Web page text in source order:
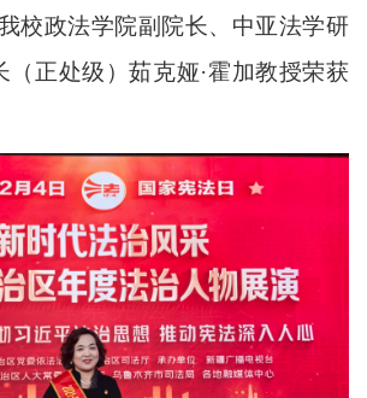
校政法学院副院长、中亚法学研
（正处级）茹克娅·霍加教授荣获